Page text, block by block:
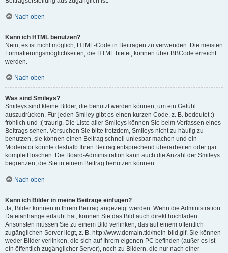
Nach oben
Kann ich HTML benutzen?
Nein, es ist nicht möglich, HTML-Code in Beiträgen zu verwenden. Die meisten
Formatierungsmöglichkeiten, die HTML bietet, können über BBCode erreicht
werden.
Nach oben
Was sind Smileys?
Smileys sind kleine Bilder, die benutzt werden können, um ein Gefühl
auszudrücken. Für jeden Smiley gibt es einen kurzen Code, z. B. bedeutet :)
fröhlich und :( traurig. Die Liste aller Smileys können Sie beim Verfassen eines
Beitrags sehen. Versuchen Sie bitte trotzdem, Smileys nicht zu häufig zu
benutzen, sie können einen Beitrag schnell unlesbar machen und ein
Moderator könnte deshalb Ihren Beitrag entsprechend überarbeiten oder gar
komplett löschen. Die Board-Administration kann auch die Anzahl der Smileys
begrenzen, die Sie in einem Beitrag benutzen können.
Nach oben
Kann ich Bilder in meine Beiträge einfügen?
Ja, Bilder können in Ihrem Beitrag angezeigt werden. Wenn die Administration
Dateianhänge erlaubt hat, können Sie das Bild auch direkt hochladen.
Ansonsten müssen Sie zu einem Bild verlinken, das auf einem öffentlich
zugänglichen Server liegt, z. B. http://www.domain.tld/mein-bild.gif. Sie können
weder Bilder verlinken, die sich auf Ihrem eigenen PC befinden (außer es ist
ein öffentlich zugänglicher Server), noch zu Bildern, die nur nach einer